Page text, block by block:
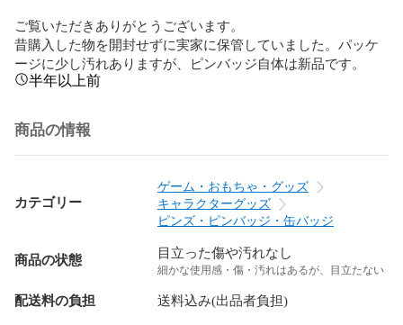
ご覧いただきありがとうございます。
昔購入した物を開封せずに実家に保管していました。パッケ
ージに少し汚れありますが、ピンバッジ自体は新品です。
半年以上前
商品の情報
カテゴリー
ゲーム・おもちゃ・グッズ
キャラクターグッズ
ピンズ・ピンバッジ・缶バッジ
商品の状態 目立った傷や汚れなし
細かな使用感・傷・汚れはあるが、目立たない
配送料の負担 送料込み(出品者負担)